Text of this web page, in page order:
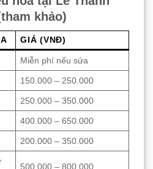
khảo)
GIÁ (VNĐ)
Miễn phí nếu sửa
150.000 – 250.000
250.000 – 350.000
400.000 – 650.000
200.000 – 350.000
500.000 – 800.000